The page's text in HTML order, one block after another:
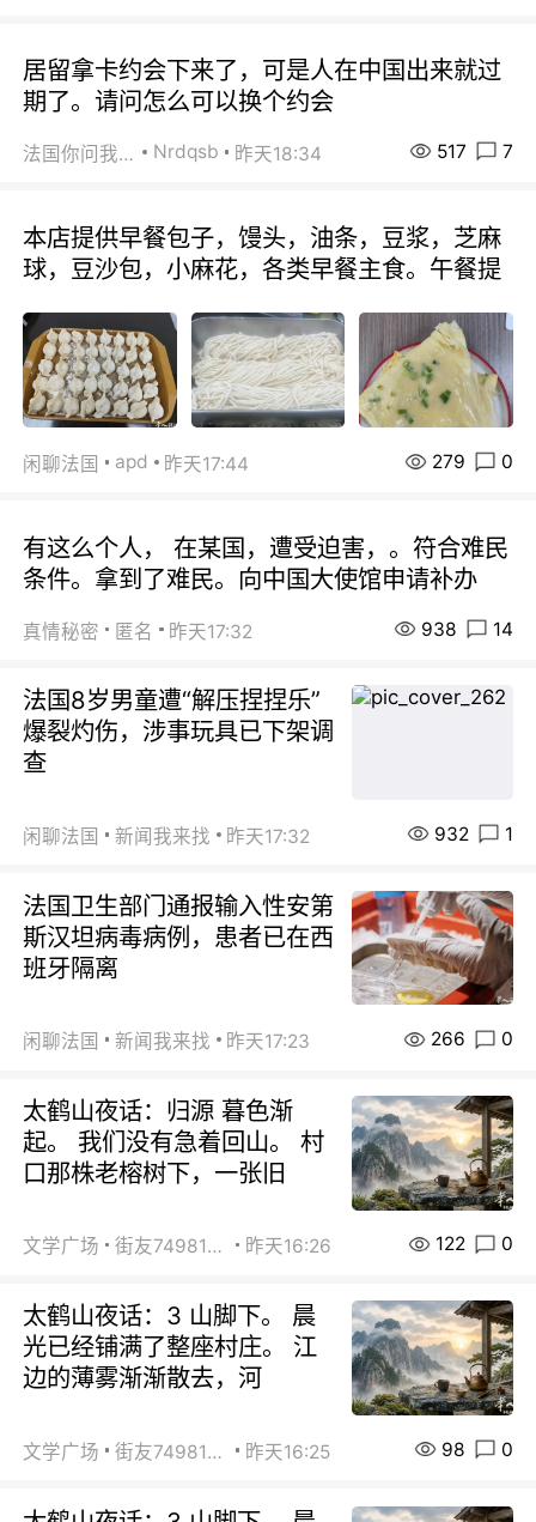
居留拿卡约会下来了，可是人在中国出来就过
期了。请问怎么可以换个约会
法国你问我答 Nrdqsb 昨天18:34 517 7
本店提供早餐包子，馒头，油条，豆浆，芝麻
球，豆沙包，小麻花，各类早餐主食。午餐提
闲聊法国 apd 昨天17:44 279 0
有这么个人， 在某国，遭受迫害，。符合难民
条件。拿到了难民。向中国大使馆申请补办
真情秘密 匿名 昨天17:32 938 14
法国8岁男童遭“解压捏捏乐”
爆裂灼伤，涉事玩具已下架调
查
闲聊法国 新闻我来找 昨天17:32 932 1
法国卫生部门通报输入性安第
斯汉坦病毒病例，患者已在西
班牙隔离
闲聊法国 新闻我来找 昨天17:23 266 0
太鹤山夜话：归源 暮色渐
起。 我们没有急着回山。 村
口那株老榕树下，一张旧
文学广场 街友74981146 昨天16:26 122 0
太鹤山夜话：3 山脚下。 晨
光已经铺满了整座村庄。 江
边的薄雾渐渐散去，河
文学广场 街友74981146 昨天16:25 98 0